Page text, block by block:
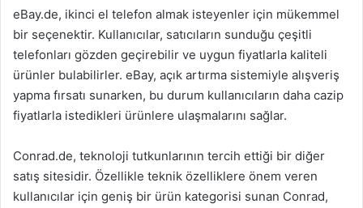
eBay.de, ikinci el telefon almak isteyenler için mükemmel
bir seçenektir. Kullanıcılar, satıcıların sunduğu çeşitli
telefonları gözden geçirebilir ve uygun fiyatlarla kaliteli
ürünler bulabilirler. eBay, açık artırma sistemiyle alışveriş
yapma fırsatı sunarken, bu durum kullanıcıların daha cazip
fiyatlarla istedikleri ürünlere ulaşmalarını sağlar.
Conrad.de, teknoloji tutkunlarının tercih ettiği bir diğer
satış sitesidir. Özellikle teknik özelliklere önem veren
kullanıcılar için geniş bir ürün kategorisi sunan Conrad,